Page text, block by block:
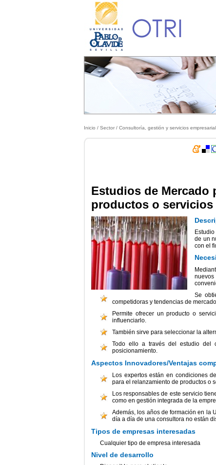
Inicio / Sector / Consultoría, gestión y servicios
Estudios de Mercado
productos o servicios
de un
con el
Se
competidoras y tendencias de
Permite ofrecer un producto o
influenciarlo.
También sirve para seleccionar la
Todo ello a través del estudio del
posicionamiento.
Aspectos Innovadores/Ventajas
Los expertos están en condiciones
para el relanzamiento de productos o
Los responsables de este servicio
como en gestión integrada de la
Además, los años de formación en la
día a día de una consultora no están
Tipos de empresas interesadas
Cualquier tipo de empresa interesada
Nivel de desarrollo